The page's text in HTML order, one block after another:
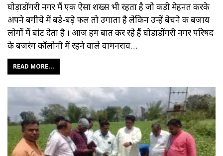
घोड़ाडोंगरी नगर मैं एक ऐसा शख्स भी रहता है जो कड़ी मेहनत करके
अपने बगीचे में बड़े-बड़े फल तो उगाता है लेकिन उन्हें बेचने की बजाय
लोगों में बांट देता है । आज हम बात कर रहे हैं घोड़ाडोंगरी नगर परिषद
के बजरंग कॉलोनी में रहने वाले वामनराव…
READ MORE...